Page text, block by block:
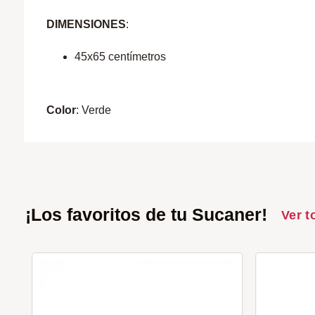
DIMENSIONES:
45x65 centímetros
Color: Verde
¡Los favoritos de tu Sucaner! Ver